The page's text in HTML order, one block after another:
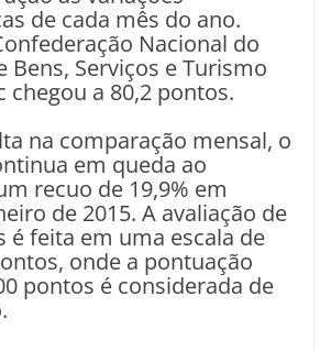
de cada mês do ano.
Nacional do
Bens, Serviços e Turismo
chegou a 80,2 pontos.
na comparação mensal, o
em queda ao
recuo de 19,9% em
de 2015. A avaliação de
é feita em uma escala de
onde a pontuação
pontos é considerada de